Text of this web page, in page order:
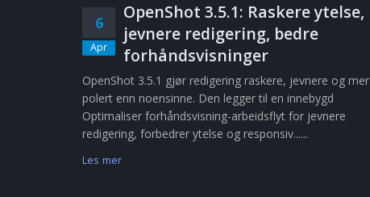
6
Apr
OpenShot 3.5.1: Raskere ytelse,
jevnere redigering, bedre
forhåndsvisninger
OpenShot 3.5.1 gjør redigering raskere, jevnere og mer
polert enn noensinne. Den legger til en innebygd
Optimaliser forhåndsvisning-arbeidsflyt for jevnere
redigering, forbedrer ytelse og responsiv......
Les mer